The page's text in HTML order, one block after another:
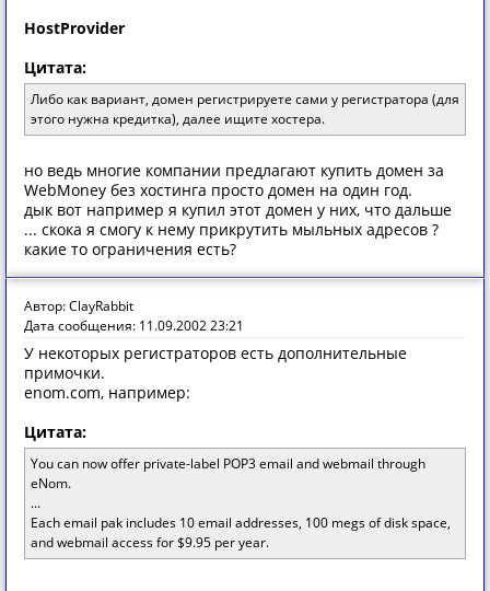
HostProvider
Цитата:
Либо как вариант, домен регистрируете сами у регистратора (для
этого нужна кредитка), далее ищите хостера.
но ведь многие компании предлагают купить домен за
WebMoney без хостинга просто домен на один год.
дык вот например я купил этот домен у них, что дальше
... скока я смогу к нему прикрутить мыльных адресов ?
какие то ограничения есть?
Автор: ClayRabbit
Дата сообщения: 11.09.2002 23:21
У некоторых регистраторов есть дополнительные
примочки.
enom.com, например:
Цитата:
You can now offer private-label POP3 email and webmail through
eNom.
...
Each email pak includes 10 email addresses, 100 megs of disk space,
and webmail access for $9.95 per year.